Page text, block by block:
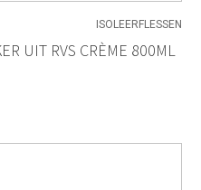
ISOLEERFLESSEN
UIT RVS CRÈME 800ML